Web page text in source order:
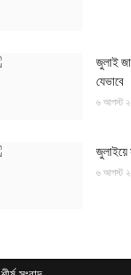
জুলাই
যেভাবে
৬ আগস্ট
৬ আগস্ট